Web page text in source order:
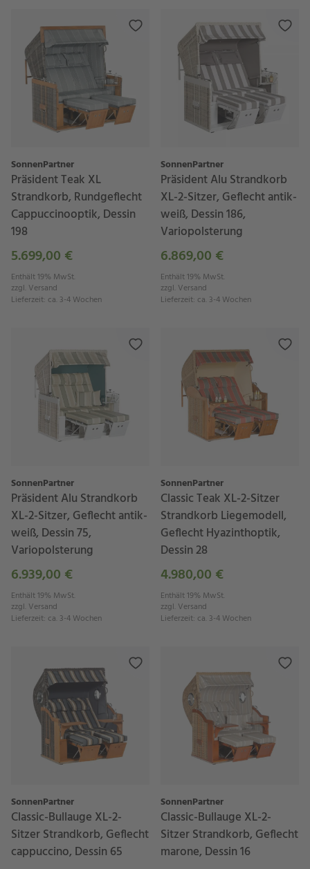
SonnenPartner
Präsident Teak XL
Strandkorb, Rundgeflecht
Cappuccinooptik, Dessin
198
5.699,00 €
Enthält 19% MwSt.
zzgl. Versand
Lieferzeit: ca. 3-4 Wochen
SonnenPartner
Präsident Alu Strandkorb
XL-2-Sitzer, Geflecht antik-
weiß, Dessin 186,
Variopolsterung
6.869,00 €
Enthält 19% MwSt.
zzgl. Versand
Lieferzeit: ca. 3-4 Wochen
SonnenPartner
Präsident Alu Strandkorb
XL-2-Sitzer, Geflecht antik-
weiß, Dessin 75,
Variopolsterung
6.939,00 €
Enthält 19% MwSt.
zzgl. Versand
Lieferzeit: ca. 3-4 Wochen
SonnenPartner
Classic Teak XL-2-Sitzer
Strandkorb Liegemodell,
Geflecht Hyazinthoptik,
Dessin 28
4.980,00 €
Enthält 19% MwSt.
zzgl. Versand
Lieferzeit: ca. 3-4 Wochen
SonnenPartner
Classic-Bullauge XL-2-
Sitzer Strandkorb, Geflecht
cappuccino, Dessin 65
SonnenPartner
Classic-Bullauge XL-2-
Sitzer Strandkorb, Geflecht
marone, Dessin 16